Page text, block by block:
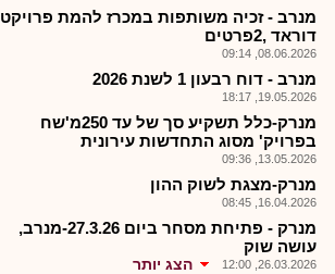
מנרב - זכיה משותפות במכרז להמת פרויקט
דוראד ,2פרטים
08.06.2026, 09:14
מנרב - דוח רבעון 1 לשנת 2026
19.05.2026, 18:17
מנרק-כלל תשקיע סך של עד 250מ'שח
בפרויק' מסוג התחדשות עירונית
13.05.2026, 09:36
מנרק-מצגת לשוק ההון
16.04.2026, 08:45
מנרק - פתיחת מסחר ביום 27.3.26-מנרב,
עושה שוק
26.03.2026, 12:00 הצג יותר